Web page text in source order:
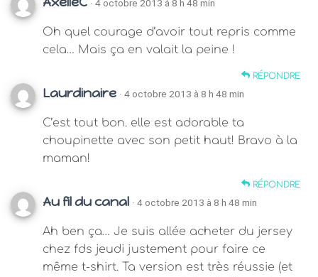
· 4 octobre 2013 à 8 h 48 min
Oh quel courage d’avoir tout repris comme
cela… Mais ça en valait la peine !
RÉPONDRE
Laurdinaire · 4 octobre 2013 à 8 h 48 min
C’est tout bon. elle est adorable ta
choupinette avec son petit haut! Bravo à la
maman!
RÉPONDRE
Au fil du canal · 4 octobre 2013 à 8 h 48 min
Ah ben ça… Je suis allée acheter du jersey
chez fds jeudi justement pour faire ce
même t-shirt. Ta version est très réussie (et